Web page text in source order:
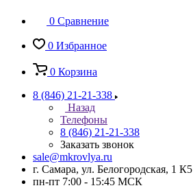
0 Сравнение
0 Избранное
0 Корзина
8 (846) 21-21-338
Назад
Телефоны
8 (846) 21-21-338
Заказать звонок
sale@mkrovlya.ru
г. Самара, ул. Белогородская, 1 К5
пн-пт 7:00 - 15:45 МСК